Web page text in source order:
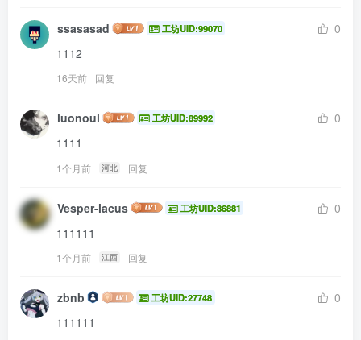
ssasasad 工坊UID:99070
0
1112
16天前 回复
luonoul 工坊UID:89992
0
1111
1个月前 河北 回复
Vesper-lacus 工坊UID:86881
0
111111
1个月前 江西 回复
zbnb 工坊UID:27748
0
111111